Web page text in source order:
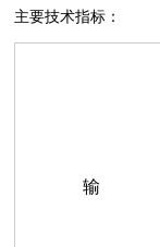
主要技术指标：
输